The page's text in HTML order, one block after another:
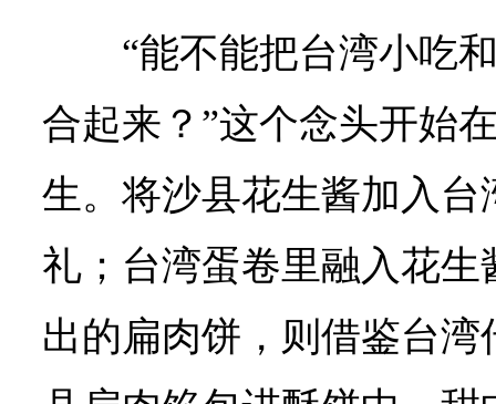
“能不能把台湾小吃
合起来？”这个念头开始
生。将沙县花生酱加入
礼；台湾蛋卷里融入花
出的扁肉饼，则借鉴台